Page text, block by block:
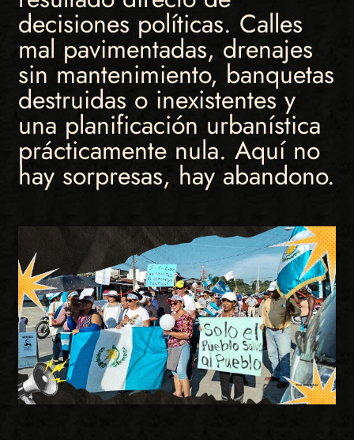
decisiones políticas. Calles
mal pavimentadas, drenajes
sin mantenimiento, banquetas
destruidas o inexistentes y
una planificación urbanística
prácticamente nula. Aquí no
hay sorpresas, hay abandono.